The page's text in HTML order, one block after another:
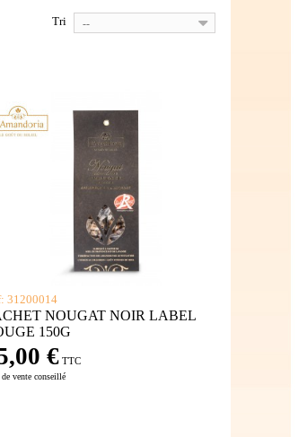
Tri --
31200014
NOUGAT NOIR LABEL
150G
€ TTC
vente conseillé